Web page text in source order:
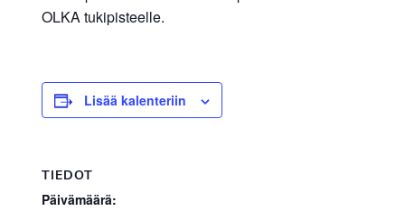
OLKA tukipisteelle.
Lisää kalenteriin
TIEDOT
Päivämäärä: